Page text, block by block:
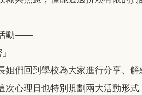
活動——
姐們回到學校為大家進行分享、解
次心理日也特別規劃兩大活動形